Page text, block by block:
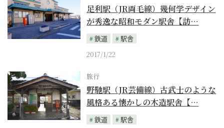
足利駅（JR両毛線）幾何学デザイン
が秀逸な昭和モダン駅舎【訪…
鉄道
駅舎
2017/1/22
旅行
野馳駅（JR芸備線）古武士のような
風格ある懐かしの木造駅舎【…
鉄道
駅舎